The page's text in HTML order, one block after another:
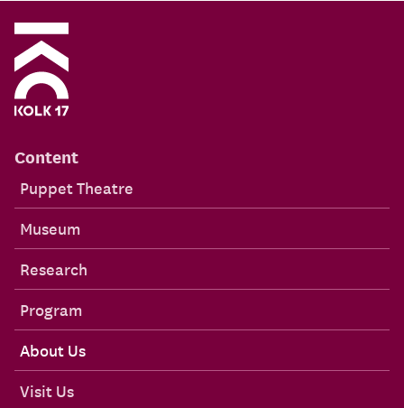
Content
Puppet Theatre
Museum
Research
Program
About Us
Visit Us